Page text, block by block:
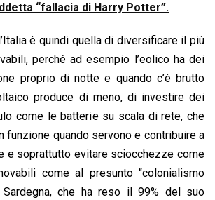
“fallacia di Harry Potter”.
è quindi quella di diversificare il più
perché ad esempio l’eolico ha dei
proprio di notte e quando c’è brutto
produce di meno, di investire dei
come le batterie su scala di rete, che
funzione quando servono e contribuire a
e soprattutto evitare sciocchezze come
come al presunto “colonialismo
Sardegna, che ha reso il 99% del suo